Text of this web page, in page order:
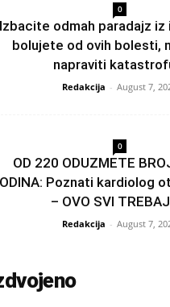
0
Izbacite odmah paradajz iz
bolujete od ovih bolesti,
napraviti
Redakcija - August 7,
0
OD 220 ODUZMETE
Poznati kardiolog
– OVO SVI
Redakcija - August 7,